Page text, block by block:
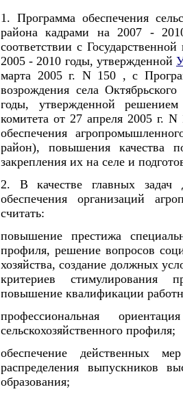
1. Программа обеспечения
района кадрами на 2007 -
соответствии с
2005 - 2010 годы, утвержденной
марта 2005 г. N 150 , с
возрождения села
годы, утвержденной решением
комитета от 27 апреля 2005 г.
обеспечения
район), повышения качества
закрепления их на селе и
2. В качестве главных задач
обеспечения организаций
считать:
повышение престижа
профиля, решение вопросов
хозяйства, создание должных
критериев стимулирования
повышение квалификации
профессиональная
сельскохозяйственного профиля;
обеспечение действенных
распределения выпускников
образования;